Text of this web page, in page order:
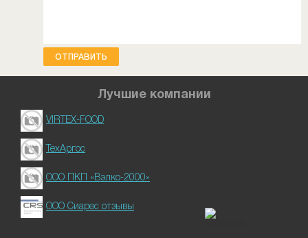
ОТПРАВИТЬ
Лучшие компании
VIRTEX-FOOD
ТехАргос
ООО ПКП «Вэлко-2000»
ООО Сиарес отзывы